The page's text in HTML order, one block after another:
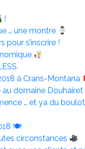
!
… une montre
pour s’inscrire !
à Crans-Montana
domaine
… et ya du boulot
🍽
circonstances